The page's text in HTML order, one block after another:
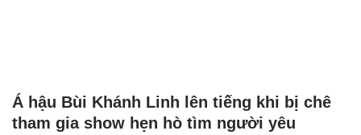
Á hậu Bùi Khánh Linh lên tiếng khi bị chê
tham gia show hẹn hò tìm người yêu